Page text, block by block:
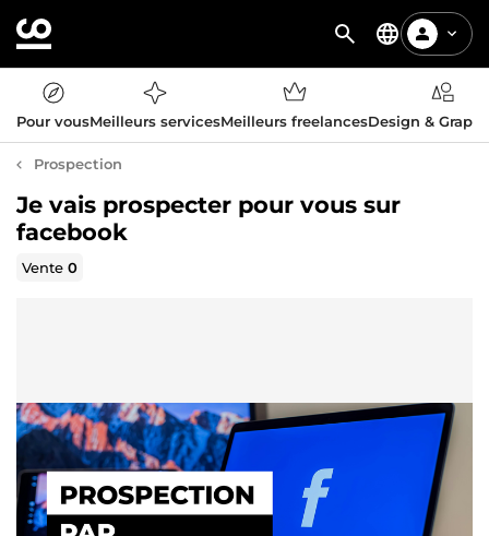
Pour vousMeilleurs servicesMeilleurs freelancesDesign &
Prospection
Je vais prospecter pour vous sur
facebook
Vente0